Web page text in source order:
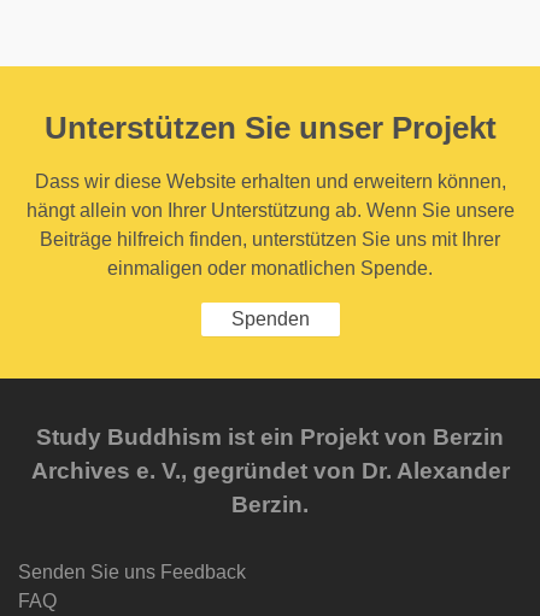
Unterstützen Sie unser Projekt
Dass wir diese Website erhalten und erweitern können,
hängt allein von Ihrer Unterstützung ab. Wenn Sie unsere
Beiträge hilfreich finden, unterstützen Sie uns mit Ihrer
einmaligen oder monatlichen Spende.
Spenden
Study Buddhism ist ein Projekt von Berzin
Archives e. V., gegründet von Dr. Alexander
Berzin.
Senden Sie uns Feedback
FAQ